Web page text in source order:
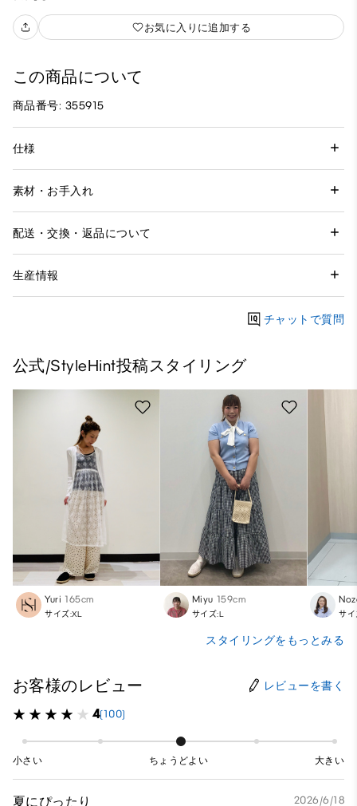
お気に入りに追加する
この商品について
商品番号: 355915
仕様
素材・お手入れ
配送・交換・返品について
生産情報
チャットで質問
公式/StyleHint投稿スタイリング
Yuri 165cm
サイズ:XL
Miyu 159cm
サイズ:L サイ
スタイリングをもっとみる
お客様のレビュー レビューを書く
4(100)
小さい ちょうどよい 大きい
夏にぴったり 2026/6/18